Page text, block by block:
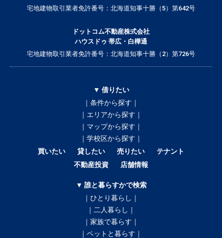
宅地建物取引業者免許番号：北海道知事十勝（5）第642号
ドットコム不動産株式会社
ハウスドゥ 帯広・白樺通
宅地建物取引業者免許番号：北海道知事十勝（2）第726号
▼ 借りたい
｜条件から探す｜
｜エリアから探す｜
｜マップから探す｜
｜学校区から探す｜
買いたい
貸したい 売りたい
テナント
不動産投資
店舗情報
▼ 誰と暮らすかで検索
｜ひとり暮らし｜
｜二人暮らし｜
｜家族で暮らす｜
｜ペットと暮らす｜